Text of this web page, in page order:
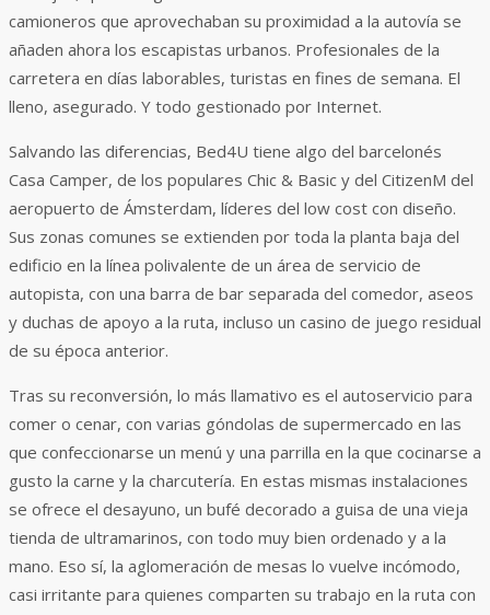
camioneros que aprovechaban su proximidad a la autovía se
añaden ahora los escapistas urbanos. Profesionales de la
carretera en días laborables, turistas en fines de semana. El
lleno, asegurado. Y todo gestionado por Internet.
Salvando las diferencias, Bed4U tiene algo del barcelonés
Casa Camper, de los populares Chic & Basic y del CitizenM del
aeropuerto de Ámsterdam, líderes del low cost con diseño.
Sus zonas comunes se extienden por toda la planta baja del
edificio en la línea polivalente de un área de servicio de
autopista, con una barra de bar separada del comedor, aseos
y duchas de apoyo a la ruta, incluso un casino de juego residual
de su época anterior.
Tras su reconversión, lo más llamativo es el autoservicio para
comer o cenar, con varias góndolas de supermercado en las
que confeccionarse un menú y una parrilla en la que cocinarse a
gusto la carne y la charcutería. En estas mismas instalaciones
se ofrece el desayuno, un bufé decorado a guisa de una vieja
tienda de ultramarinos, con todo muy bien ordenado y a la
mano. Eso sí, la aglomeración de mesas lo vuelve incómodo,
casi irritante para quienes comparten su trabajo en la ruta con